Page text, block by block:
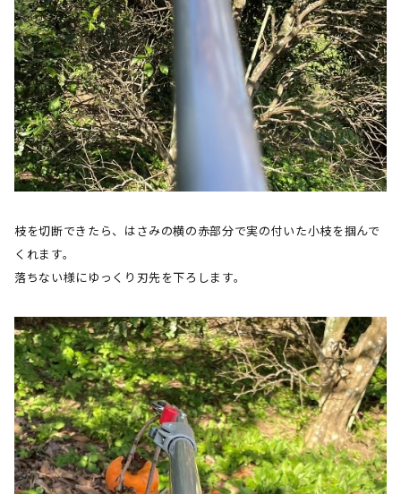
枝を切断できたら、はさみの横の赤部分で実の付いた小枝を掴んで
くれます。
落ちない様にゆっくり刃先を下ろします。